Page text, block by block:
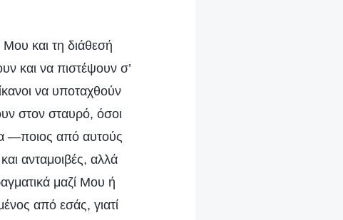
και τη διάθεσή
και να πιστέψουν σ’
να υποταχθούν
στον σταυρό, όσοι
—ποιος από αυτούς
ανταμοιβές, αλλά
μαζί Μου ή
από εσάς, γιατί